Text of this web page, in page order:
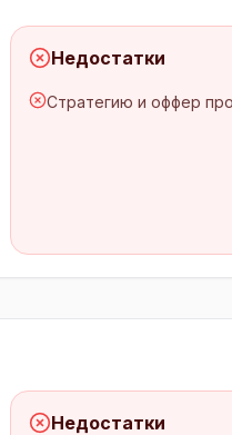
Недостатки
Стратегию и оффер
Недостатки